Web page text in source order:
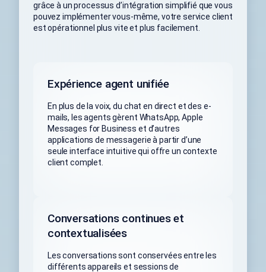
grâce à un processus d’intégration simplifié que vous
pouvez implémenter vous-même, votre service client
est opérationnel plus vite et plus facilement.
Expérience agent unifiée
En plus de la voix, du chat en direct et des e-
mails, les agents gèrent WhatsApp, Apple
Messages for Business et d’autres
applications de messagerie à partir d’une
seule interface intuitive qui offre un contexte
client complet.
Conversations continues et
contextualisées
Les conversations sont conservées entre les
différents appareils et sessions de